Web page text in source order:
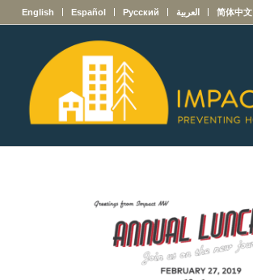
English Español Русский العربية 简体中文